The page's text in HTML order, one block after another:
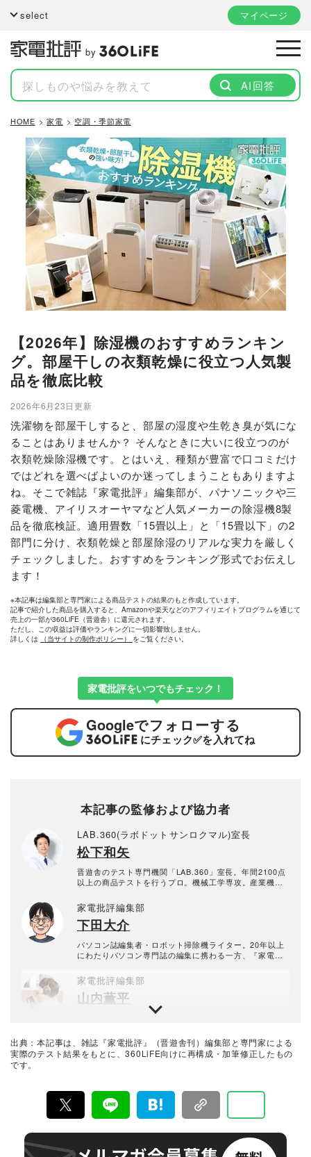
select マイページ
by
AI回答
HOME 家電 空調・季節家電
【2026年】除湿機のおすすめランキン
グ。部屋干しの衣類乾燥に役立つ人気製
品を徹底比較
2026年6月23日更新
洗濯物を部屋干しすると、部屋の湿度や生乾き臭が気にな
ることはありませんか？ そんなときに大いに役立つのが
衣類乾燥除湿機です。とはいえ、種類が豊富で口コミだけ
ではどれを選べばよいのか迷ってしまうこともありますよ
ね。そこで雑誌『家電批評』編集部が、パナソニックや三
菱電機、アイリスオーヤマなど人気メーカーの除湿機8製
品を徹底検証。適用畳数「15畳以上」と「15畳以下」の2
部門に分け、衣類乾燥と部屋除湿のリアルな実力を厳しく
チェックしました。おすすめをランキング形式でお伝えし
ます！
※本記事は編集部と専門家による商品テストの結果のもと作成しています。
記事で紹介した商品を購入すると、Amazonや楽天などのアフィリエイトプログラムを通じて
売上の一部が360LiFE（晋遊舎）に還元されます。
ただし、この収益は評価やランキングに一切影響致しません。
詳しくは
（当サイトの制作ポリシー） をご覧ください。
家電批評をいつでもチェック！
Googleでフォローする
にチェック✅を入れてね
本記事の監修および協力者
LAB.360(ラボドットサンロクマル)室長
松下和矢
晋遊舎のテスト専門機関「LAB.360」室長。年間2100点
以上の商品テストを行うプロ。機械工学専攻。産業機械
を経て、民間の試験機関で多くの商品テストに従事。テ
スト方法の立案から試験デザイン、試験装置の製作、テ
スト実施まで一貫した商品テストを手がける。日用雑貨
品や家電製品が専門。テスト方法の妥当性を担保しつ
つ、誰が見ても一目で結果が分かるビジュアル性を伴う
手法を心がけている。趣味はプラモデル作り。
家電批評編集部
下田大介
パソコン誌編集者・ロボット掃除機ライター。20年以上
にわたりパソコン専門誌の編集に携わる一方、『家電批
ーを担当。各社製品の挙動に精通している。空気清浄機
などの生活家電にも詳しい。コーヒーとゲームをこよな
く愛するアラフィフ編集者（攻略本ライター出身）。飼
い猫のノア（ノルウェージャンフォレストキャット）と
リン（ベンガル）が癒し。子ども2人の父。
家電批評編集部
山内薫平
『家電批評』の他に『MONOQLO』や『Mr.PC』『LD
はeバイクなどのアウトドア家電やゲーム系を得意とす
る。料理や収納など幅広いジャンルで編集・執筆の経験
がある。
家電批評 編集長
月刊誌『家電批評』編集長。PC専門誌出身で、得意ジャ
ンルはデジタル家電全般。カメラ、オーディオ、パソコ
ン、自転車などの分野では仕事と趣味を兼ねて“自腹レビ
ュー”を多数執筆。NHK『あさイチ』、日本テレビ『ZI
P!』、TBSラジオ『爆笑問題の日曜サンデー』、YouTub
e『PIVOT 公式チャンネル』などメディア出演も多数。
家電批評編集部
出典：本記事は、雑誌『家電批評』（晋遊舎刊）編集部と専門家による
実際のテスト結果をもとに、360LiFE向けに再構成・加筆修正したもの
です。